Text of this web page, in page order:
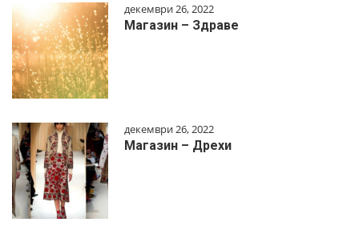
декември 26, 2022
Магазин – Здраве
декември 26, 2022
Магазин – Дрехи